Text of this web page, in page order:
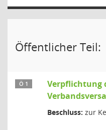
Öffentlicher Teil:
Ö 1
Verpflichtung
Beschluss: zur